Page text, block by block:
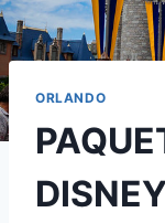
ORLANDO